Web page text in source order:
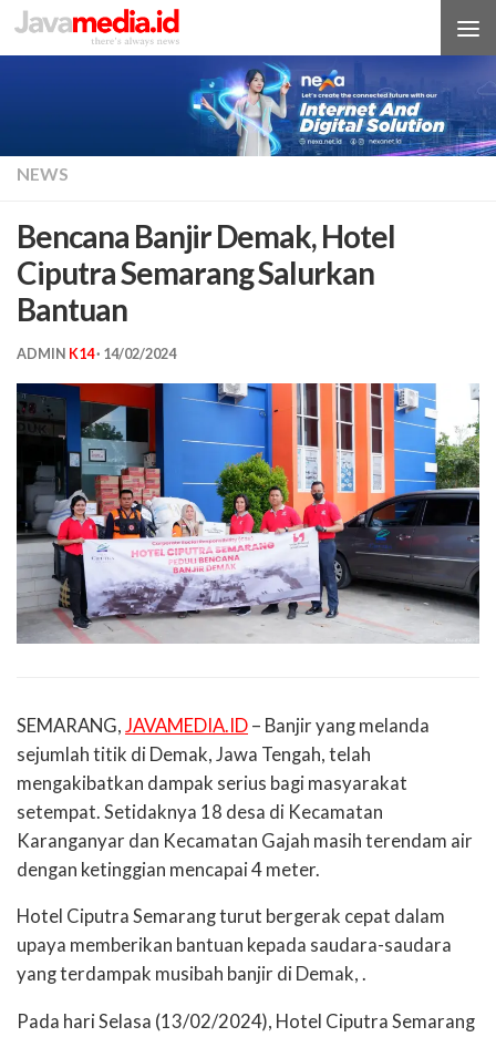
Skip to content
NEWS
Bencana Banjir Demak, Hotel
Ciputra Semarang Salurkan
Bantuan
ADMIN K14· 14/02/2024
SEMARANG, JAVAMEDIA.ID – Banjir yang melanda
sejumlah titik di Demak, Jawa Tengah, telah
mengakibatkan dampak serius bagi masyarakat
setempat. Setidaknya 18 desa di Kecamatan
Karanganyar dan Kecamatan Gajah masih terendam air
dengan ketinggian mencapai 4 meter.
Hotel Ciputra Semarang turut bergerak cepat dalam
upaya memberikan bantuan kepada saudara-saudara
yang terdampak musibah banjir di Demak, .
Pada hari Selasa (13/02/2024), Hotel Ciputra Semarang